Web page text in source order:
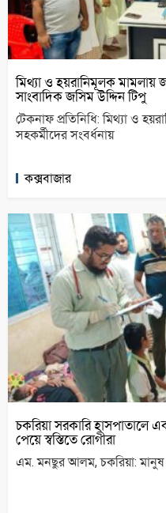
মিথ্যা ও হয়রানিমূলক মামলায়
সাংবাদিক জসিম উদ্দিন টিপু
টেকনাফ প্রতিনিধি: মিথ্যা ও
সহকর্মীদের সংবর্ধনায়
কক্সবাজার
চকরিয়া সরকারি হাসপাতালে
পেয়ে স্বস্তিতে রোগীরা
এম. মনছুর আলম, চকরিয়া: মানুষ